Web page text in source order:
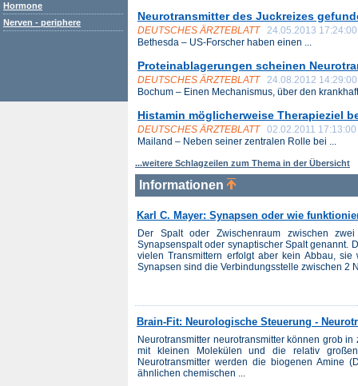
Neurotransmitter des Juckreizes
DEUTSCHES ÄRZTEBLATT
24.05.2013 17:24:00
Bethesda – US-Forscher haben einen ...
Proteinablagerungen scheinen
DEUTSCHES ÄRZTEBLATT
24.08.2012 14:29:00
Bochum – Einen Mechanismus, über den
Histamin möglicherweise Therapieziel
DEUTSCHES ÄRZTEBLATT
02.02.2011 17:13:00
Mailand – Neben seiner zentralen Rolle bei ...
...weitere Schlagzeilen zum Thema in der Übersicht
Informationen
Karl C. Mayer: Synapsen oder wie
Der Spalt oder Zwischenraum zwischen
Synapsenspalt oder synaptischer Spalt genannt.
vielen Transmittern erfolgt aber kein Abbau,
Synapsen sind die Verbindungsstelle zwischen 2
Brain-Fit: Neurologische Steuerung -
Neurotransmitter neurotransmitter können grob
mit kleinen Molekülen und die relativ
Neurotransmitter werden die biogenen Amine
ähnlichen chemischen ...
Hormone
Nerven - periphere